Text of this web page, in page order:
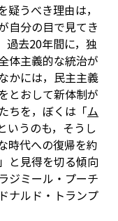
うべき理由は，
自分の目で見てき
過去20年間に，独
体主義的な統治が
かには，民主主義
とおして新体制が
ちを，ぼくは「ム
いうのも，そうし
時代への復帰を約
と見得を切る傾向
ジミール・プーチ
ナルド・トランプ